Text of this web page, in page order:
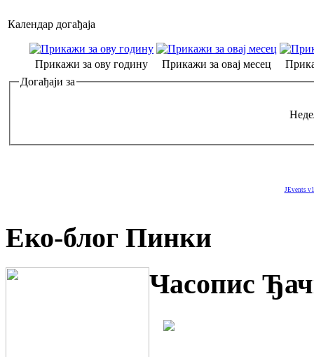
Календар догађаја
Прикажи за ову годину Прикажи за овај месец
Догађаји за
JEvents
Еко-блог Пинки
Часопис